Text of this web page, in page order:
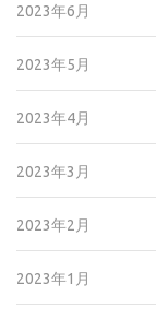
2023年6月
2023年5月
2023年4月
2023年3月
2023年2月
2023年1月